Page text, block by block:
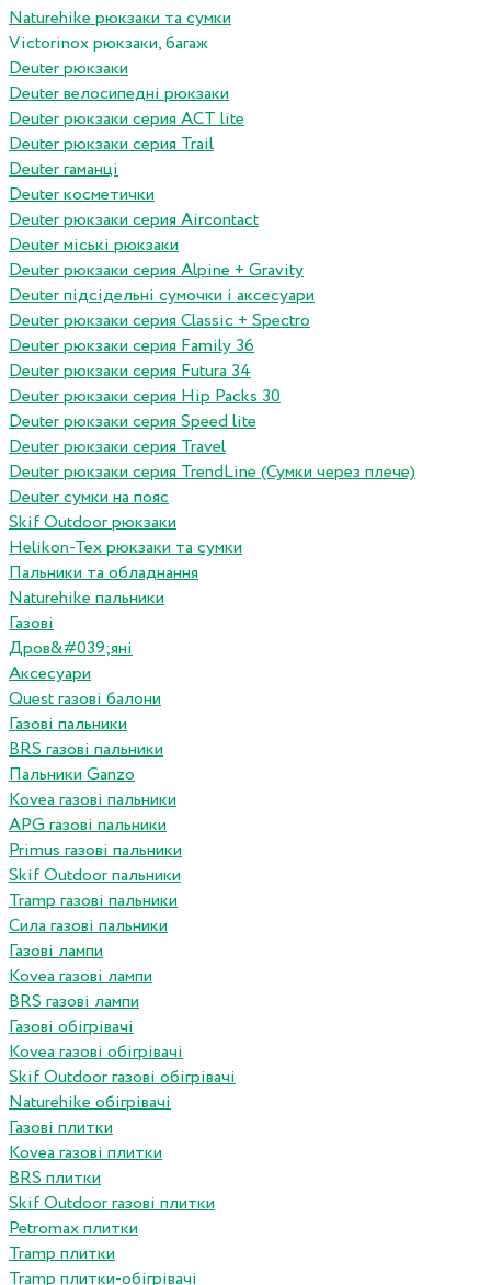
Naturehike рюкзаки та сумки
Victorinox рюкзаки, багаж
Deuter рюкзаки
Deuter велосипедні рюкзаки
Deuter рюкзаки серия ACT lite
Deuter рюкзаки серия Trail
Deuter гаманці
Deuter косметички
Deuter рюкзаки серия Aircontact
Deuter міські рюкзаки
Deuter рюкзаки серия Alpine + Gravity
Deuter підсідельні сумочки і аксесуари
Deuter рюкзаки серия Classic + Spectro
Deuter рюкзаки серия Family 36
Deuter рюкзаки серия Futura 34
Deuter рюкзаки серия Hip Packs 30
Deuter рюкзаки серия Speed lite
Deuter рюкзаки серия Travel
Deuter рюкзаки серия TrendLine (Сумки через плече)
Deuter сумки на пояс
Skif Outdoor рюкзаки
Helikon-Tex рюкзаки та сумки
Пальники та обладнання
Naturehike пальники
Газові
Дров&#039;яні
Аксесуари
Quest газові балони
Газові пальники
BRS газові пальники
Пальники Ganzo
Kovea газові пальники
APG газові пальники
Primus газові пальники
Skif Outdoor пальники
Tramp газові пальники
Сила газові пальники
Газові лампи
Kovea газові лампи
BRS газові лампи
Газові обігрівачі
Kovea газові обігрівачі
Skif Outdoor газові обігрівачі
Naturehike обігрівачі
Газові плитки
Kovea газові плитки
BRS плитки
Skif Outdoor газові плитки
Petromax плитки
Tramp плитки
Tramp плитки-обігрівачі